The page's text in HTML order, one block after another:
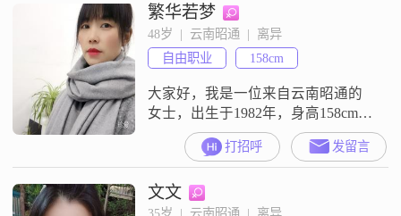
征，自认为责任感强，对待事情和
身边的人都会负责任。平时心态比
较乐观积极，遇到事情习惯往好的
方面看，也希望能把这种状态带给
身边的人。在与人相处方面，我真
诚
繁华若梦
48岁  |  云南昭通  |  离异
自由职业
158cm
大家好，我是一位来自云南昭通的
女士，出生于1982年，身高158cm。
我在一家普通公司工作，每月收入
大概在3001到5000元之间。虽然学
历只是中专，但我一直保持着学习
的热情，努力提升自己。我性格温
柔体贴，总是愿意倾听他人的心
打招呼 发留言
文文